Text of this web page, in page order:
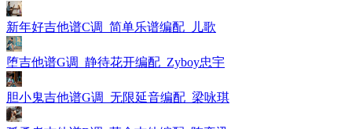
新年好吉他谱C调_简单乐谱编配_儿歌
堕吉他谱G调_静待花开编配_Zyboy忠宇
胆小鬼吉他谱G调_无限延音编配_梁咏琪